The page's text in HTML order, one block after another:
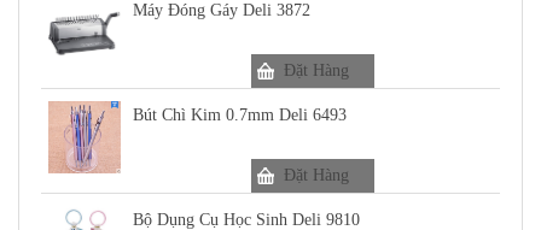
Máy Đóng Gáy Deli 3872
Đặt Hàng
Bút Chì Kim 0.7mm Deli 6493
Đặt Hàng
Bộ Dụng Cụ Học Sinh Deli 9810